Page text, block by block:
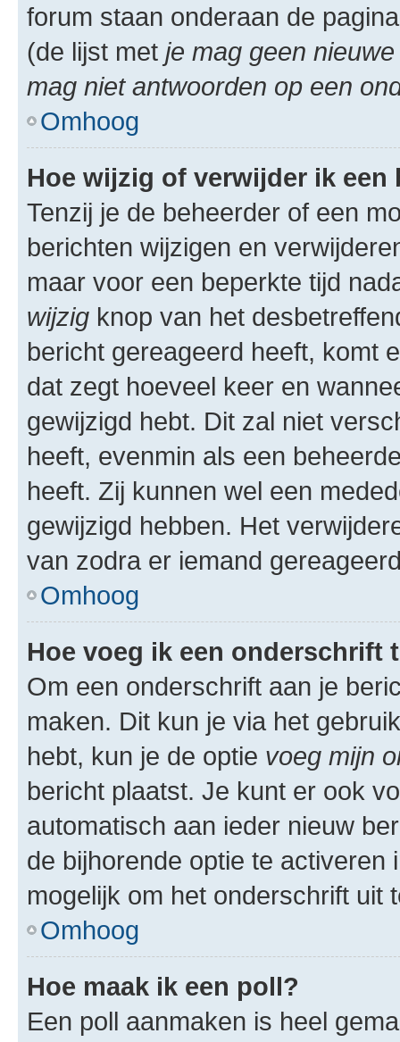
forum staan onderaan de
(de lijst met je mag geen
mag niet antwoorden op een
Omhoog
Hoe wijzig of verwijder ik een
Tenzij je de beheerder of een
berichten wijzigen en
maar voor een beperkte tijd
wijzig knop van het
bericht gereageerd heeft, komt
dat zegt hoeveel keer en
gewijzigd hebt. Dit zal niet
heeft, evenmin als een
heeft. Zij kunnen wel een
gewijzigd hebben. Het
van zodra er iemand
Omhoog
Hoe voeg ik een onderschrift
Om een onderschrift aan je
maken. Dit kun je via het
hebt, kun je de optie voeg mijn
bericht plaatst. Je kunt er ook
automatisch aan ieder nieuw
de bijhorende optie te
mogelijk om het onderschrift uit
Omhoog
Hoe maak ik een poll?
Een poll aanmaken is heel